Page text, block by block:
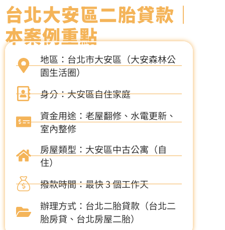
台北大安區二胎貸款｜
本案例重點
地區：台北市大安區（大安森林公
園生活圈）
身分：大安區自住家庭
資金用途：老屋翻修、水電更新、
室內整修
房屋類型：大安區中古公寓（自
住）
撥款時間：最快 3 個工作天
辦理方式：台北二胎貸款（台北二
胎房貸、台北房屋二胎）